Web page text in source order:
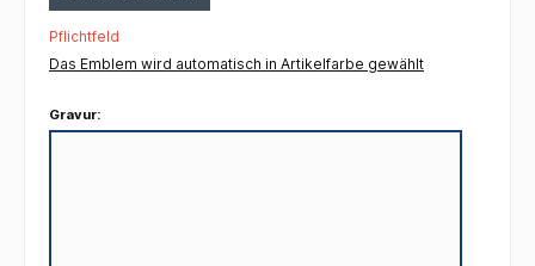
Pflichtfeld
Das Emblem wird automatisch in Artikelfarbe gewählt
Gravur: